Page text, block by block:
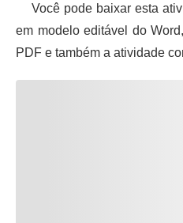
Você pode baixar esta
em modelo editável do
PDF e também a atividade